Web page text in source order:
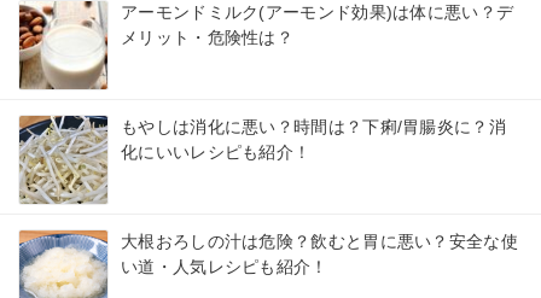
アーモンドミルク(アーモンド効果)は体に悪い？デ
メリット・危険性は？
もやしは消化に悪い？時間は？下痢/胃腸炎に？消
化にいいレシピも紹介！
大根おろしの汁は危険？飲むと胃に悪い？安全な使
い道・人気レシピも紹介！